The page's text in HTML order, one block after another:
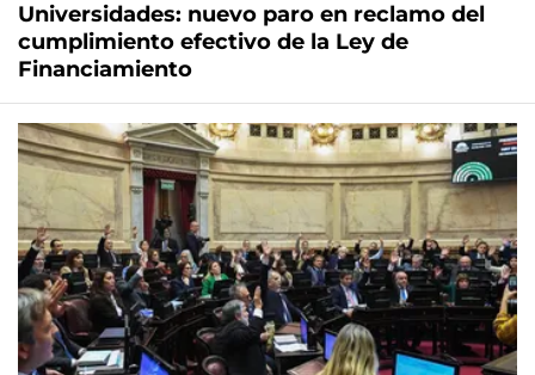
Universidades: nuevo paro en reclamo del
cumplimiento efectivo de la Ley de
Financiamiento